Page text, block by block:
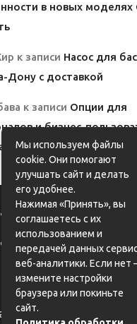
в новых моделях
к записи Насос для
Дону с доставкой
к записи Опции для
и бизнес-
полный обзор
соглашение
- фан-сайт
Мы используем файлы
cookie. Они помогают
улучшать сайт и делать
его удобнее.
Нажимая «Принять», вы
соглашаетесь с их
использованием и
передачей данных
веб-аналитики. Если нет
измените настройки
браузера или покиньте
сайт.